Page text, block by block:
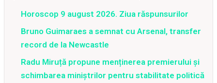
Horoscop 9 august 2026. Ziua răspunsurilor
Bruno Guimaraes a semnat cu Arsenal, transfer
record de la Newcastle
Radu Miruță propune menținerea premierului și
schimbarea miniștrilor pentru stabilitate politică